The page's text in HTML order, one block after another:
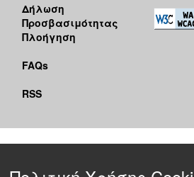
Δήλωση
Προσβασιμότητας
Πλοήγηση
FAQs
RSS